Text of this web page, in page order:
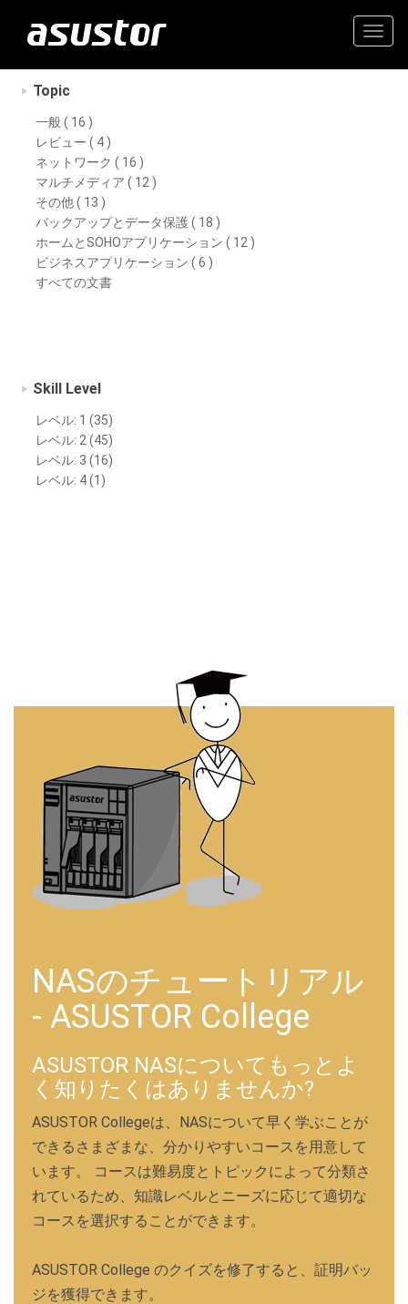
Topic
一般 ( 16 )
レビュー ( 4 )
ネットワーク ( 16 )
マルチメディア ( 12 )
その他 ( 13 )
バックアップとデータ保護 ( 18 )
ホームとSOHOアプリケーション ( 12 )
ビジネスアプリケーション ( 6 )
すべての文書
Skill Level
レベル: 1 (35)
レベル: 2 (45)
レベル: 3 (16)
レベル: 4 (1)
NASのチュートリアル
- ASUSTOR College
ASUSTOR NASについてもっとよ
く知りたくはありませんか?
ASUSTOR Collegeは、NASについて早く学ぶことが
できるさまざまな、分かりやすいコースを用意して
います。 コースは難易度とトピックによって分類さ
れているため、知識レベルとニーズに応じて適切な
コースを選択することができます。
ASUSTOR College のクイズを修了すると、証明バッ
ジを獲得できます。